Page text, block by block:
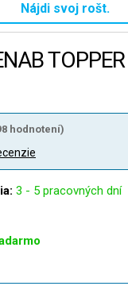
Nájdi svoj rošt.
hodnotení)
3 - 5 pracovných dní